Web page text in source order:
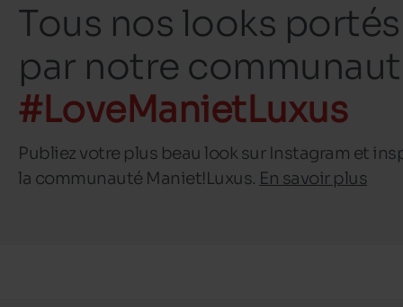
Tous nos looks portés
par notre
#LoveManietLuxus
Publiez votre plus beau look sur Instagram et
la communauté Maniet!Luxus. En savoir plus